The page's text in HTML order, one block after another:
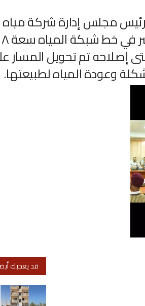
رئيس مجلس إدارة شركة
إصلاحه تم تحويل
وعودة المياه لطبيعتها.
قد يعجبك